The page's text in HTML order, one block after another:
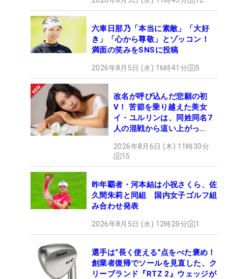
六車日那乃「本当に素敵」「大好
き」「心から尊敬」とゾッコン！
満面の笑みをSNSに投稿
2026年8月5日 (水) 16時41分 5
改名が呼び込んだ悲願の初
V！ 苦節を乗り越えた美女
イ・ユルリンは、同姓同名7
人の混戦から這い上がっ
2026年8月6日 (木) 11時30分
15
昨年覇者・河本結は小祝さくら、佐
久間朱莉と同組 国内女子ゴルフ組
み合わせ発表
2026年8月5日 (水) 12時20分 1
選手は“長く使える”点をべた褒め！
創業者復帰でソールを見直した、ク
リーブランド『RTZ 2』ウェッジが